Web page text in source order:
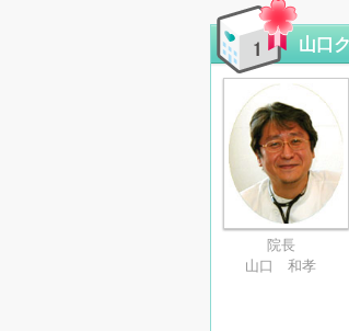
山口
院長
山口 和孝